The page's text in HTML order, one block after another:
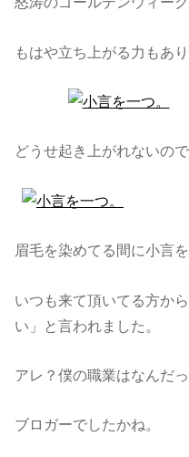
もはや立ち上がる力もあり
どうせ起き上がれないの
眉毛を染めてる間に小言を
いつも来て頂いてる方か
い」と言われました。
アレ？僕の職業はなんだ
ブロガーでしたかね。